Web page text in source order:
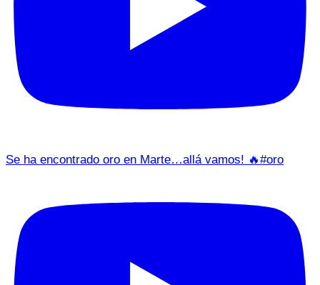
Se ha encontrado oro en Marte…allá vamos! 🔥#oro